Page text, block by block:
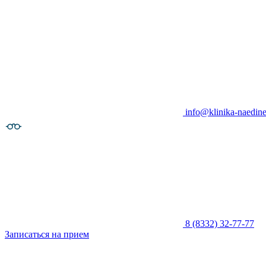
info@klinika-
8 (8332) 32-77-77
Записаться на прием